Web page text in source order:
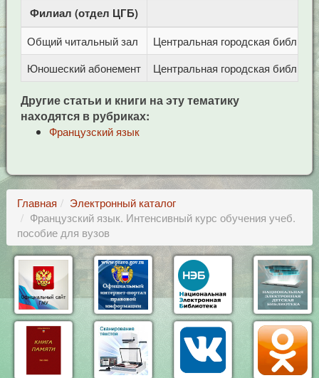
Филиал (отдел ЦГБ)
Общий читальный зал
Центральная городская
Юношеский абонемент
Центральная городская
Другие статьи и книги на эту тематику
находятся в рубриках:
Французский язык
Главная
Электронный каталог
Французский язык. Интенсивный курс обучения учеб.
пособие для вузов